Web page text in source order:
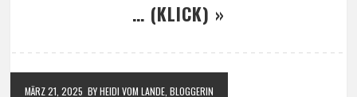
… (KLICK) »
MÄRZ 21, 2025 BY HEIDI VOM LANDE, BLOGGERIN